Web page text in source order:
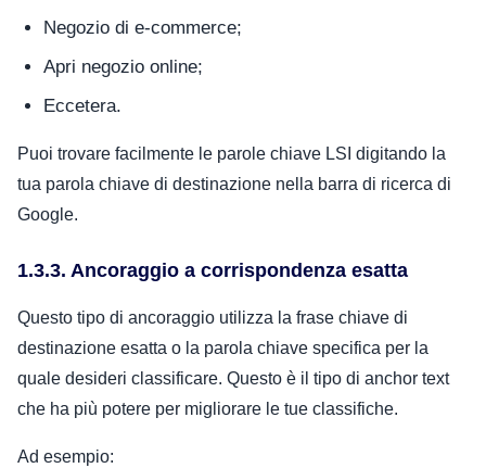
Negozio di e-commerce;
Apri negozio online;
Eccetera.
Puoi trovare facilmente le parole chiave LSI digitando la
tua parola chiave di destinazione nella barra di ricerca di
Google.
1.3.3. Ancoraggio a corrispondenza esatta
Questo tipo di ancoraggio utilizza la frase chiave di
destinazione esatta o la parola chiave specifica per la
quale desideri classificare. Questo è il tipo di anchor text
che ha più potere per migliorare le tue classifiche.
Ad esempio: